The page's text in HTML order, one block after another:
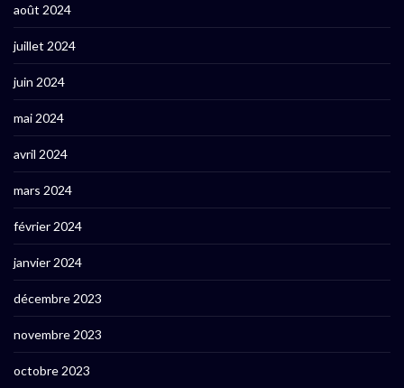
août 2024
juillet 2024
juin 2024
mai 2024
avril 2024
mars 2024
février 2024
janvier 2024
décembre 2023
novembre 2023
octobre 2023